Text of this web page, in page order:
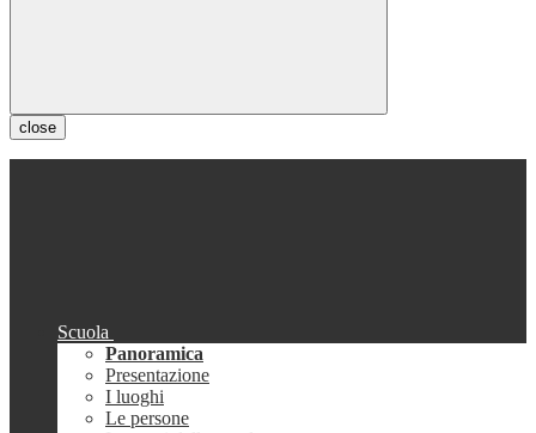
close
Scuola
Panoramica
Presentazione
I luoghi
Le persone